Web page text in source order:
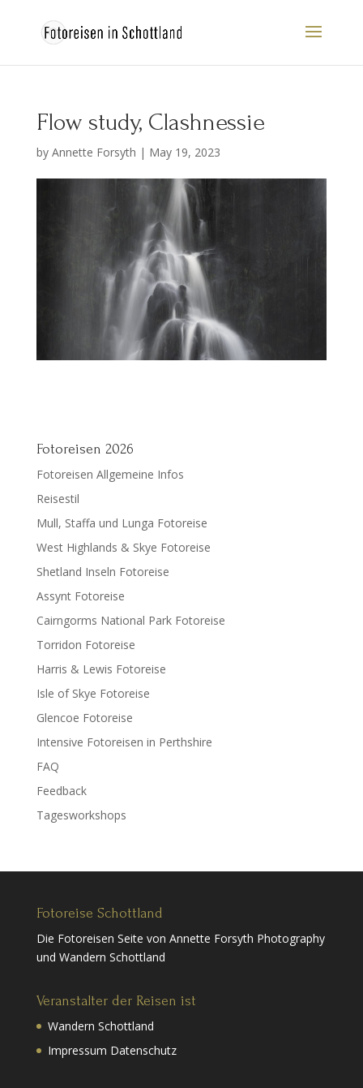
Flow study, Clashnessie
by Annette Forsyth | May 19, 2023
Fotoreisen 2026
Fotoreisen Allgemeine Infos
Reisestil
Mull, Staffa und Lunga Fotoreise
West Highlands & Skye Fotoreise
Shetland Inseln Fotoreise
Assynt Fotoreise
Cairngorms National Park Fotoreise
Torridon Fotoreise
Harris & Lewis Fotoreise
Isle of Skye Fotoreise
Glencoe Fotoreise
Intensive Fotoreisen in Perthshire
FAQ
Feedback
Tagesworkshops
Fotoreise Schottland
Die Fotoreisen Seite von Annette Forsyth Photography
und Wandern Schottland
Veranstalter der Reisen ist
Wandern Schottland
Impressum Datenschutz